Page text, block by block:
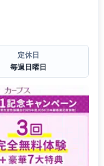
定休日
毎週日曜日